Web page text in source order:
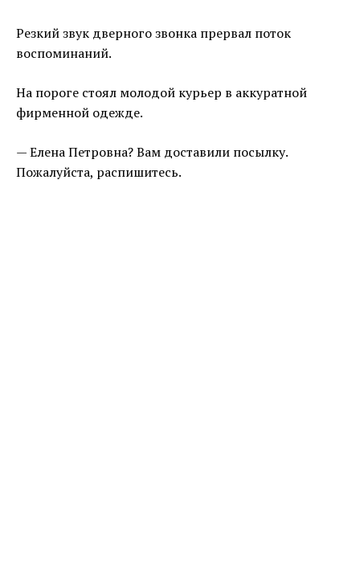
Резкий звук дверного звонка прервал поток
воспоминаний.
На пороге стоял молодой курьер в аккуратной
фирменной одежде.
— Елена Петровна? Вам доставили посылку.
Пожалуйста, распишитесь.